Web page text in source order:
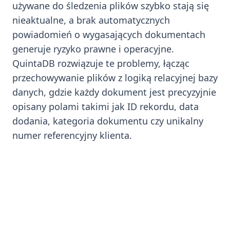
używane do śledzenia plików szybko stają się
nieaktualne, a brak automatycznych
powiadomień o wygasających dokumentach
generuje ryzyko prawne i operacyjne.
QuintaDB rozwiązuje te problemy, łącząc
przechowywanie plików z logiką relacyjnej bazy
danych, gdzie każdy dokument jest precyzyjnie
opisany polami takimi jak ID rekordu, data
dodania, kategoria dokumentu czy unikalny
numer referencyjny klienta.